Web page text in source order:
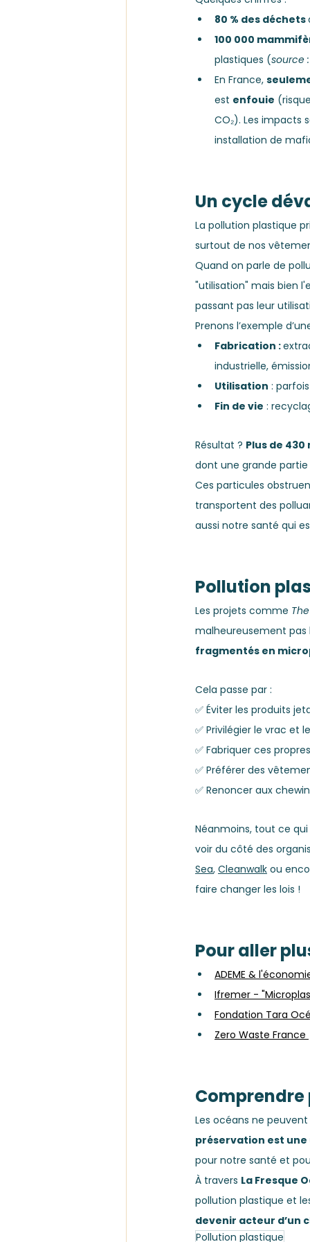
80 % des déchets
100 000
plastiques (source :
En France,
est enfouie
CO₂). Les impacts
installation de
Un cycle
La pollution plastique
surtout de nos
Quand on parle de
"utilisation" mais bien
passant pas leur
Prenons l’exemple
Fabrication :
industrielle,
Utilisation :
Fin de vie :
Résultat ? Plus de
dont une grande
Ces particules
transportent des
aussi notre santé qui
Pollution
Les projets comme
malheureusement
fragmentés en
Cela passe par :
✅ Éviter les produits
✅ Privilégier le vrac et
✅ Fabriquer ces
✅ Préférer des
✅ Renoncer aux
Néanmoins, tout ce
voir du côté des
Sea, Cleanwalk ou
faire changer les lois !
Pour aller
ADEME &
Ifremer - "
Fondation Tara
Zero Waste France
Les océans ne
préservation est
pour notre santé et
À travers La Fresque
pollution plastique et
devenir acteur d’un
Pollution plastique